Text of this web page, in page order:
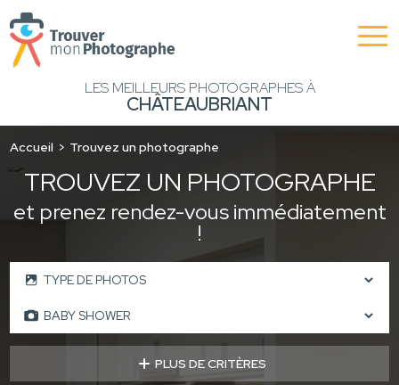
LES MEILLEURS PHOTOGRAPHES À
CHÂTEAUBRIANT
Accueil Trouvez un photographe
TROUVEZ UN PHOTOGRAPHE
et prenez rendez-vous immédiatement
!
PLUS DE CRITÈRES